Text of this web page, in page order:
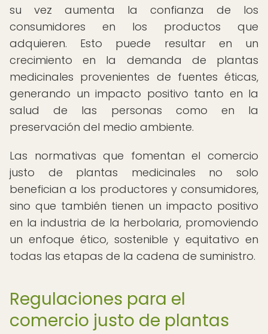
su vez aumenta la confianza de los
consumidores en los productos que
adquieren. Esto puede resultar en un
crecimiento en la demanda de plantas
medicinales provenientes de fuentes éticas,
generando un impacto positivo tanto en la
salud de las personas como en la
preservación del medio ambiente.
Las normativas que fomentan el comercio
justo de plantas medicinales no solo
benefician a los productores y consumidores,
sino que también tienen un impacto positivo
en la industria de la herbolaria, promoviendo
un enfoque ético, sostenible y equitativo en
todas las etapas de la cadena de suministro.
Regulaciones para el
comercio justo de plantas